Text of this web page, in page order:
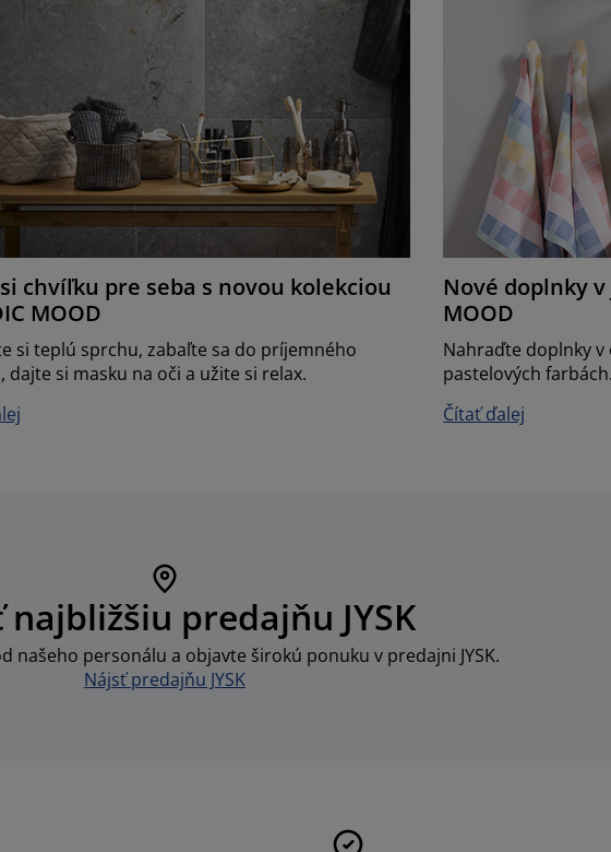
chvíľku pre seba s novou kolekciou
MOOD
si teplú sprchu, zabaľte sa do príjemného
dajte si masku na oči a užite si relax.
Nové doplnky
MOOD
Nahraďte doplnky v
pastelových farbách.
Čítať ďalej
najbližšiu predajňu JYSK
našeho personálu a objavte širokú ponuku v predajni JYSK.
Nájsť predajňu JYSK